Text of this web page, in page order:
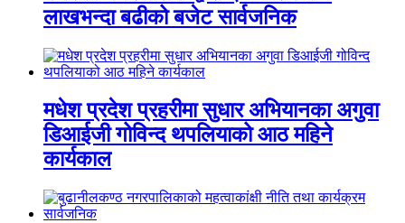
लाखभन्दा बढीको बजेट सार्वजनिक
मधेश प्रदेश प्रहरीमा सुधार अभियानका अगुवा
डिआईजी गोविन्द थपलियाको आठ महिने
कार्यकाल